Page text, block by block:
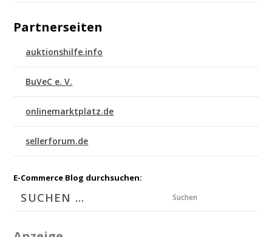
Partnerseiten
auktionshilfe.info
BuVeC e. V.
onlinemarktplatz.de
sellerforum.de
E-Commerce Blog durchsuchen:
Suchen